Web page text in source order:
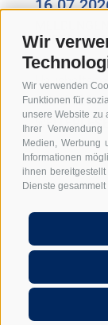
Wir
Wir verwenden
Funktionen für
unsere Website zu
Ihrer
Medien, Werbung
Informationen
ihnen
Dienste
Wie in
Jahr 2026